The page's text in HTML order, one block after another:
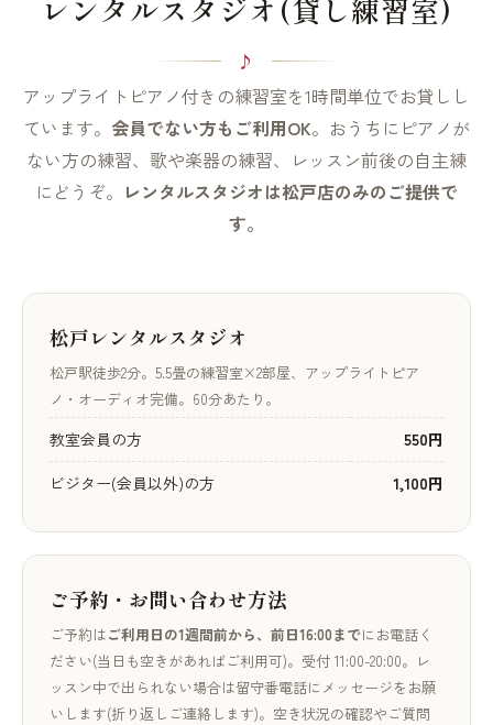
レンタルスタジオ(貸し練習室)
アップライトピアノ付きの練習室を1時間単位でお貸しし
ています。 会員でない方もご利用OK。おうちにピアノが
ない方の練習、歌や楽器の練習、レッスン前後の自主練
にどうぞ。 レンタルスタジオは松戸店のみのご提供で
す。
松戸レンタルスタジオ
松戸駅徒歩2分。5.5畳の練習室×2部屋、アップライトピア
ノ・オーディオ完備。60分あたり。
教室会員の方
550円
ビジター(会員以外)の方
1,100円
ご予約・お問い合わせ方法
ご予約はご利用日の1週間前から、前日16:00までにお電話く
ださい(当日も空きがあればご利用可)。受付 11:00-20:00。レ
ッスン中で出られない場合は留守番電話にメッセージをお願
いします(折り返しご連絡します)。空き状況の確認やご質問